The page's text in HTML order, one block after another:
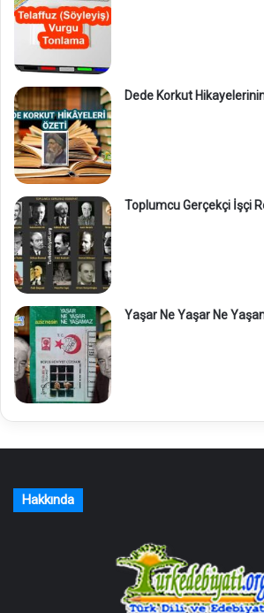
Dede Korkut
Toplumcu Gerçekçi İşçi
Yaşar Ne Yaşar Ne
Hakkında